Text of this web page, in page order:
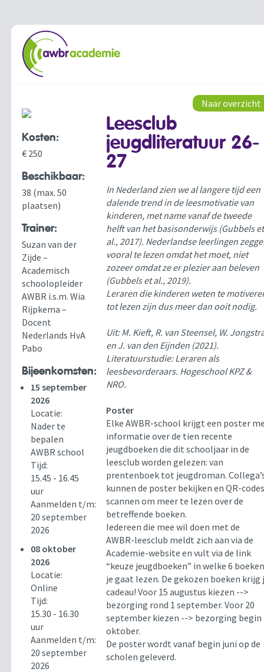
Kosten:
€ 250
Beschikbaar:
38 (max. 50
plaatsen)
Trainer:
Suzan van der
Zijde –
Academisch
schoolopleider
AWBR i.s.m. Wia
Rijpkema –
Docent
Nederlands HvA
Pabo
Bijeenkomsten:
15 september
2026
Locatie:
Nader te
bepalen
AWBR school
Tijd:
15.45 - 16.45
uur
Aanmelden t/m:
20 september
2026
08 oktober
2026
Locatie:
Online
Tijd:
15.30 - 16.30
uur
Aanmelden t/m:
20 september
2026
Naar overzicht
Leesclub
jeugdliteratuur 26-
27
In Nederland zien we al langere tijd een
dalende trend in de leesmotivatie van
kinderen, met name vanaf de tweede
helft van het basisonderwijs (Gubbels et
al., 2017). Nederlandse leerlingen
vooral te lezen omdat het moet, niet
zozeer omdat ze er plezier aan beleven
(Gubbels et al., 2019).
Leraren die kinderen weten te
tot lezen zijn dus meer dan ooit nodig.
Uit: M. Kieft, R. van Steensel, W.
en J. van den Eijnden (2021).
Literatuurstudie: Leraren als
leesbevorderaars. Hogeschool KPZ &
NRO.
Poster
Elke AWBR-school krijgt een poster
informatie over de tien recente
jeugdboeken die dit schooljaar in de
leesclub worden gelezen: van
prentenboek tot jeugdroman.
kunnen de poster bekijken en QR-
scannen om meer te lezen over de
betreffende boeken.
Iedereen die mee wil doen met de
AWBR-leesclub meldt zich aan via de
Academie-website en vult via de link
“keuze jeugdboeken” in welke 6
je gaat lezen. De gekozen boeken krijg
cadeau! Voor 15 augustus kiezen -->
bezorging rond 1 september. Voor 20
september kiezen --> bezorging begin
oktober.
De poster wordt vanaf begin juni op de
scholen geleverd.